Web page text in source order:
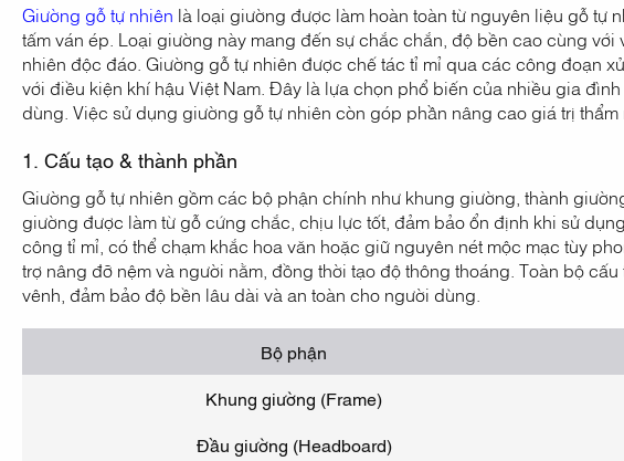
Giường gỗ tự nhiên là loại giường được làm hoàn toàn từ nguyên liệu gỗ tự
tấm ván ép. Loại giường này mang đến sự chắc chắn, độ bền cao cùng
nhiên độc đáo. Giường gỗ tự nhiên được chế tác tỉ mỉ qua các công đoạn
với điều kiện khí hậu Việt Nam. Đây là lựa chọn phổ biến của nhiều gia
dùng. Việc sử dụng giường gỗ tự nhiên còn góp phần nâng cao giá trị
1. Cấu tạo & thành phần
Giường gỗ tự nhiên gồm các bộ phận chính như khung giường, thành
giường được làm từ gỗ cứng chắc, chịu lực tốt, đảm bảo ổn định khi sử
công tỉ mỉ, có thể chạm khắc hoa văn hoặc giữ nguyên nét mộc mạc tùy
trợ nâng đỡ nệm và người nằm, đồng thời tạo độ thông thoáng. Toàn bộ
vênh, đảm bảo độ bền lâu dài và an toàn cho người dùng.
Bộ phận
Khung giường (Frame)
Đầu giường (Headboard)